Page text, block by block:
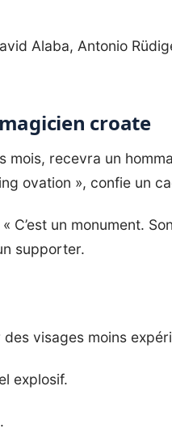
Alaba, Antonio
croate
recevra un
ovation », confie un
C’est un monument.
supporter.
visages moins
explosif.